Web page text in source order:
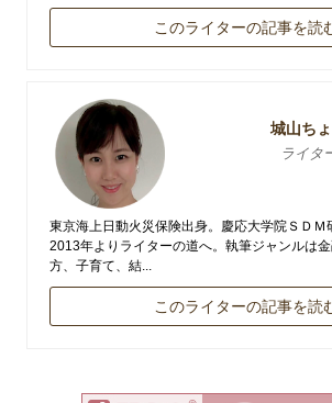
このライターの記事を読
城山ち
ライタ
東京海上日動火災保険出身。慶応大学院ＳＤＭ
2013年よりライターの道へ。執筆ジャンルは
方、子育て、結...
このライターの記事を読